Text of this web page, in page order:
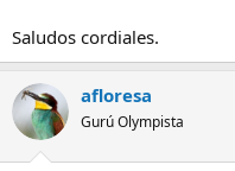
Saludos cordiales.
afloresa
Gurú Olympista